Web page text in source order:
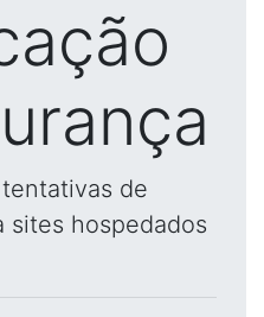
de
sites hospedados